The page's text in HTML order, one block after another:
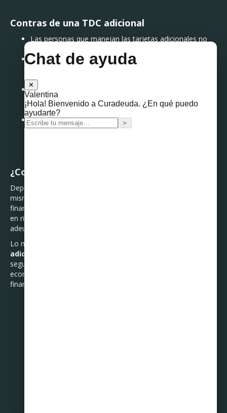
Contras de una TDC adicional
Las personas que manejan las tarjetas adicionales no
Si la persona que maneja la tarjeta no puede cubrir los
pagos del adeudo, el titular tiene la obligación legal de
hacerlo.
El titular de la tarjeta puede ver el registro de las
compras hechas con las TDC adicionales, por lo que no
hay completa autonomía financiera para sus usuarios.
Un mal manejo de estos productos financieros puede
traer consigo un mal historial en buró de crédito para el
¿Convienen o no las tarjetas adicionales?
Depende del porqué se quiere otorgar y de la persona en sí
misma, pues hay que estar bien seguros de sus hábitos
financieros y capacidad de pago, de esta manera no ponemos
en riesgo nuestra propia economía al tener que liquidar los
adeudos que no pueda cubrir quien los generó.
Lo mejor es que si le vas a otorgar una
adicional
seguro de su capacidad de pago. Si el beneficiario depende
económicamente de ti, fija un monto límite que no afecte tus
finanzas al tener que pagar sus adeudos.